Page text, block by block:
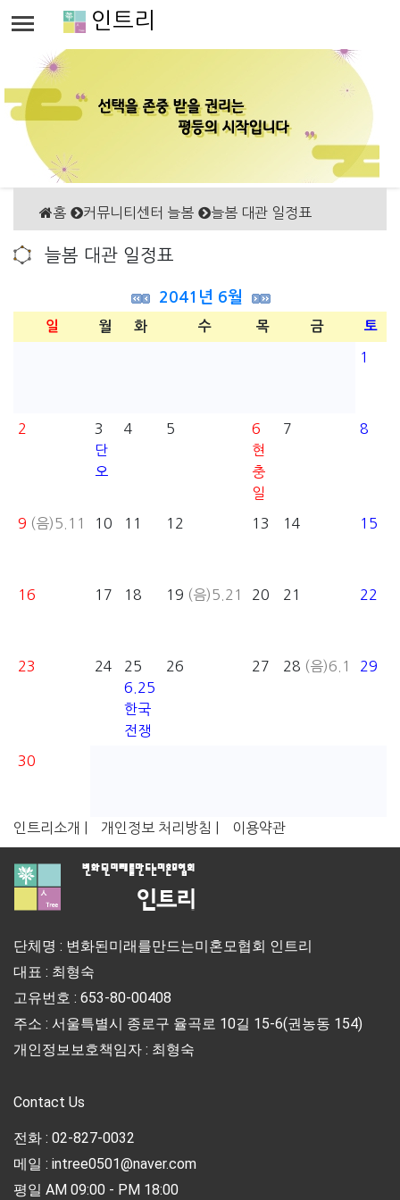
인트리
홈 커뮤니티센터 늘봄 늘봄 대관 일정표
늘봄 대관 일정표
2041년 6월
일 월 화 수 목 금 토
1
2
3
단
오
4 5
6
현
충
일
7 8
9 (음)5.11 10 11 12 13 14 15
16 17 18 19 (음)5.21 20 21 22
23 24
25
6.25
한국
전쟁
26 27 28 (음)6.1 29
30
인트리소개 | 개인정보 처리방침 | 이용약관
단체명 : 변화된미래를만드는미혼모협회 인트리
대표 : 최형숙
고유번호 : 653-80-00408
주소 : 서울특별시 종로구 율곡로 10길 15-6(권농동 154)
개인정보보호책임자 : 최형숙
Contact Us
전화 : 02-827-0032
메일 : intree0501@naver.com
평일 AM 09:00 - PM 18:00